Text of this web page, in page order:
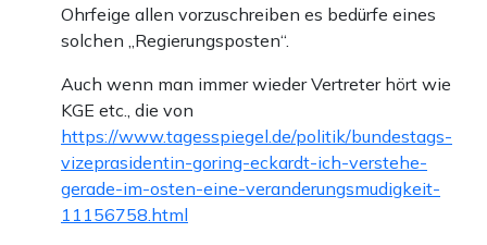
Ohrfeige allen vorzuschreiben es bedürfe eines
solchen „Regierungsposten“.
Auch wenn man immer wieder Vertreter hört wie
KGE etc., die von
https://www.tagesspiegel.de/politik/bundestags-
vizeprasidentin-goring-eckardt-ich-verstehe-
gerade-im-osten-eine-veranderungsmudigkeit-
11156758.html